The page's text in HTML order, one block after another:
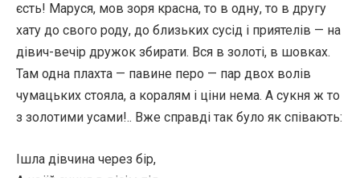
єсть! Маруся, мов зоря красна, то в одну, то в другу
хату до свого роду, до близьких сусід і приятелів — на
дівич-вечір дружок збирати. Вся в золоті, в шовках.
Там одна плахта — павине перо — пар двох волів
чумацьких стояла, а коралям і ціни нема. А сукня ж то
з золотими усами!.. Вже справді так було як співають:
Ішла дівчина через бір,